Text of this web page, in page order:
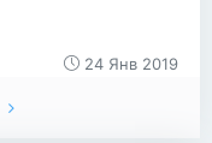
24 Янв 2019